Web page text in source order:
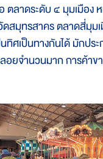
ดระดับ ๔ มุมเมือง
สมุทรสาคร ตลาดสี่มุ
ทิศเป็นทางกันได้ มัก
จำนวนมาก การค้าข